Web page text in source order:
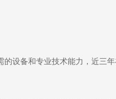
设备和专业技术能力，近三